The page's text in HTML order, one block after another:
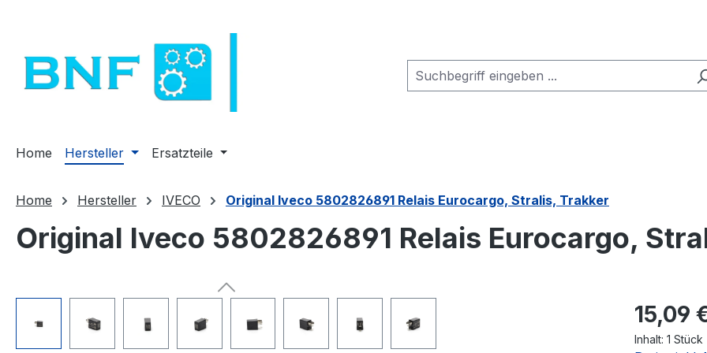
Home Hersteller Ersatzteile
Home Hersteller IVECO Original Iveco 5802826891 Relais Eurocargo, Stralis, Trakker
Original Iveco 5802826891 Relais Eurocargo,
Regulärer
15,09
Inhalt: 1 Stück